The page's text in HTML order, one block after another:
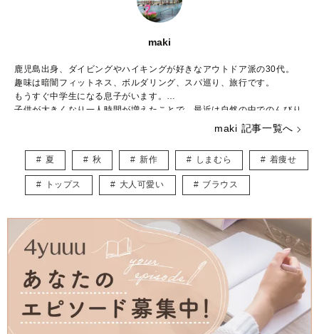
maki
鹿児島出身、ダイビングやハイキングが好きなアウトドア派の30代。
趣味は暗闇フィットネス、ボルダリング、スパ巡り、旅行です。
もうすぐ中学生になる息子がいます。
子供が大きくなり一人時間が増えたことで、最近は自然の中でのんびり
ファッションを楽しんでいます。
こちらでは主にUNIQLOやGU、しまむらなどのプチプラアイテムを取
り入れたトレンド記事を紹介していきます。
宜しくお願いします。
maki 記事一覧へ
夏 秋 新作 しまむら 着痩せ
トップス 大人可愛い ブラウス